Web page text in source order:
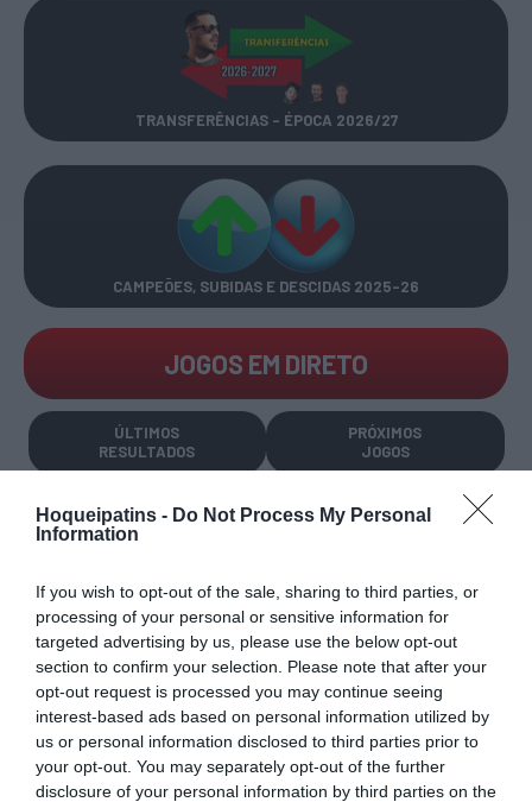
Hoqueipatins - Do Not Process My Personal
Information
If you wish to opt-out of the sale, sharing to third parties, or
processing of your personal or sensitive information for
targeted advertising by us, please use the below opt-out
section to confirm your selection. Please note that after your
opt-out request is processed you may continue seeing
interest-based ads based on personal information utilized by
us or personal information disclosed to third parties prior to
your opt-out. You may separately opt-out of the further
disclosure of your personal information by third parties on the
TRANSFERÊNCIAS - ÉPOCA 2026/27
CAMPEÕES, SUBIDAS E DESCIDAS 2025-26
JOGOS EM DIRETO
ÚLTIMOS
RESULTADOS
PRÓXIMOS
JOGOS
DO DIA
DE ÁRBITROS
COMPETIÇÕESNACIONAIS